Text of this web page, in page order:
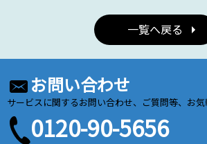
一覧へ戻る
お問い合わせ
サービスに関するお問い合わせ、ご質問等、お
0120-90-5656